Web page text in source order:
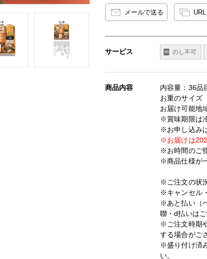
メールで送る
サービス のし不可
商品内容
内容量：36品
お重のサイズ
お届け可能地
※賞味期限は
※お申し込み
※お届けは
※お時間のご
※商品仕様が
※ご注文の状
※キャンセル
※あと払い（
聯・d払いは
※ご注文時期
する場合がご
※盛り付け済
い。